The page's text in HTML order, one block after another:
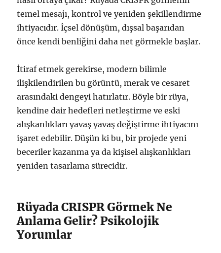
temel mesajı, kontrol ve yeniden şekillendirme
ihtiyacıdır. İçsel dönüşüm, dışsal başarıdan
önce kendi benliğini daha net görmekle başlar.
İtiraf etmek gerekirse, modern bilimle
ilişkilendirilen bu görüntü, merak ve cesaret
arasındaki dengeyi hatırlatır. Böyle bir rüya,
kendine dair hedefleri netleştirme ve eski
alışkanlıkları yavaş yavaş değiştirme ihtiyacını
işaret edebilir. Düşün ki bu, bir projede yeni
beceriler kazanma ya da kişisel alışkanlıkları
yeniden tasarlama sürecidir.
Rüyada CRISPR Görmek Ne
Anlama Gelir? Psikolojik
Yorumlar